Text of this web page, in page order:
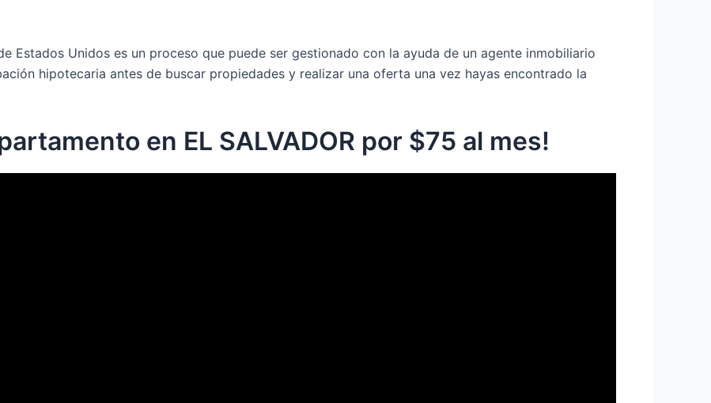
Estados Unidos es un proceso que puede ser gestionado con la ayuda de un agente inmobiliario
hipotecaria antes de buscar propiedades y realizar una oferta una vez hayas encontrado la
en EL SALVADOR por $75 al mes!